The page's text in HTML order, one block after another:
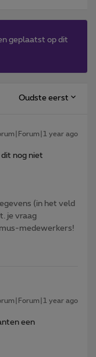
geplaatst op dit
Oudste eerst
year ago
nog niet
(in het veld
je vraag
medewerkers!
year ago
een